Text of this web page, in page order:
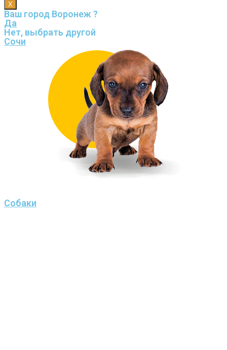
X
Ваш город Воронеж ?
Да
Нет, выбрать другой
Сочи
Собаки